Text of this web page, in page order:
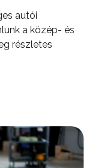
autói
a közép- és
részletes